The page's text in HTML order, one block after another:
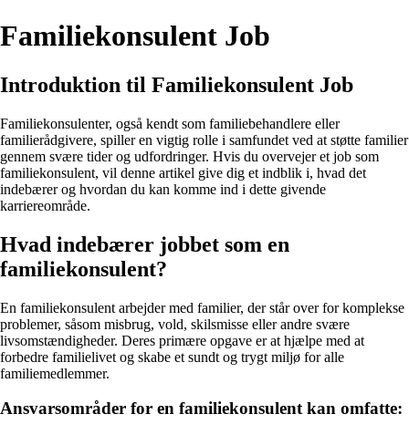
Familiekonsulent Job
Introduktion til Familiekonsulent Job
Familiekonsulenter, også kendt som familiebehandlere eller
familierådgivere, spiller en vigtig rolle i samfundet ved at støtte familier
gennem svære tider og udfordringer. Hvis du overvejer et job som
familiekonsulent, vil denne artikel give dig et indblik i, hvad det
indebærer og hvordan du kan komme ind i dette givende
karriereområde.
Hvad indebærer jobbet som en
familiekonsulent?
En familiekonsulent arbejder med familier, der står over for komplekse
problemer, såsom misbrug, vold, skilsmisse eller andre svære
livsomstændigheder. Deres primære opgave er at hjælpe med at
forbedre familielivet og skabe et sundt og trygt miljø for alle
familiemedlemmer.
Ansvarsområder for en familiekonsulent kan omfatte: